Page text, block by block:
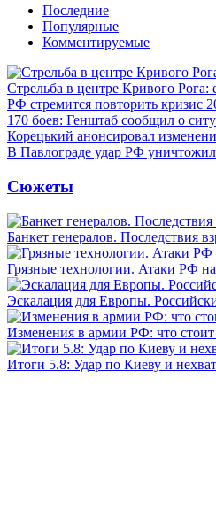
Последние
Популярные
Комментируемые
Стрельба в центре Кривого
РФ стремится повторить кризис
170 боев: Генштаб сообщил о
Корецький анонсировал
В Павлограде удар РФ
Сюжеты
Банкет генералов. Последствия
Грязные технологии. Атаки РФ
Эскалация для Европы.
Изменения в армии РФ: что
Итоги 5.8: Удар по Киеву и